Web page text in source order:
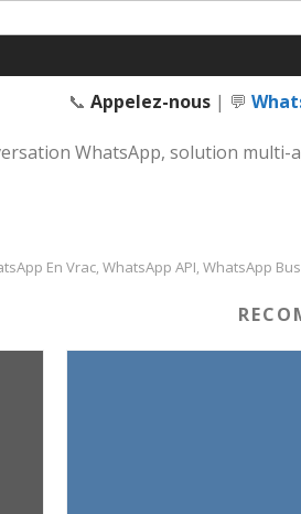
📞 Appelez-nous| 💬
WhatsApp, solution multi-
En Vrac, WhatsApp API, WhatsApp